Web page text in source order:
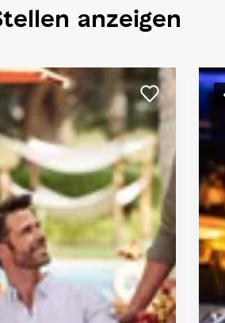
anzeigen